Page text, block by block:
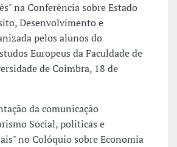
na Conferência sobre Estado
Desenvolvimento e
pelos alunos do
Europeus da Faculdade de
de Coimbra, 18 de
da comunicação
Social, politicas e
no Colóquio sobre Economia